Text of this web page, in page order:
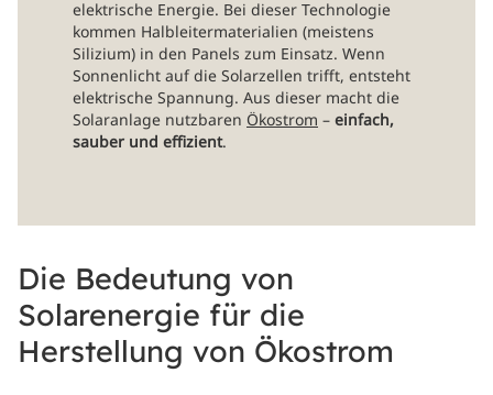
elektrische Energie. Bei dieser Technologie
kommen Halbleitermaterialien (meistens
Silizium) in den Panels zum Einsatz. Wenn
Sonnenlicht auf die Solarzellen trifft, entsteht
elektrische Spannung. Aus dieser macht die
Solaranlage nutzbaren Ökostrom – einfach,
sauber und effizient.
Die Bedeutung von
Solarenergie für die
Herstellung von Ökostrom